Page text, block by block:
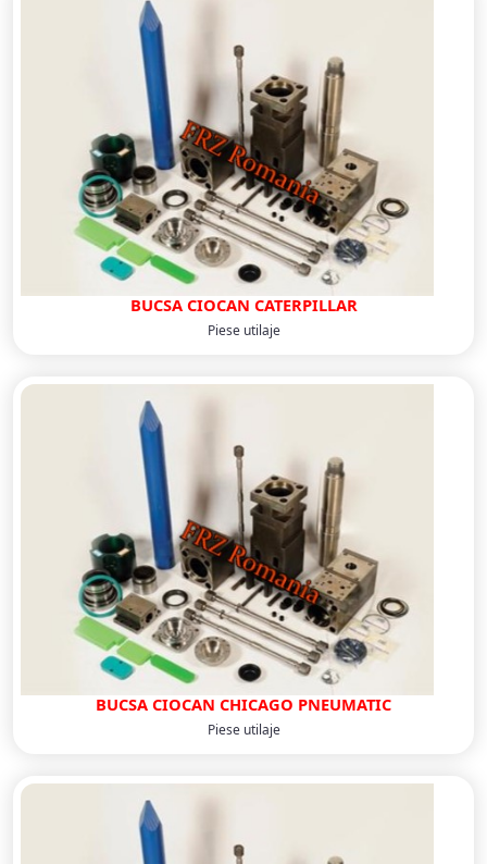
BUCSA CIOCAN CATERPILLAR
Piese utilaje
BUCSA CIOCAN CHICAGO PNEUMATIC
Piese utilaje